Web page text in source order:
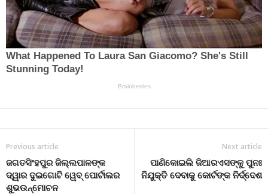
Previous article
ଜଗତସିଂହପୁର ଜିଲ୍ଲପାଳଙ୍କ
ଦ୍ୱାର ଦୁଇଗୋଟି ୱେବ୍ ପୋର୍ଟାଲର
ଶୁଭଉନ୍ମୋଚନ
Next article
ପାଣିକୋଇଲି ଜିଆରଏସଙ୍କୁ ପୁନଃ
ନିଯୁକ୍ତି ଦେବାକୁ କୋର୍ଟଙ୍କ ନିର୍ଦ୍ଦେଶ